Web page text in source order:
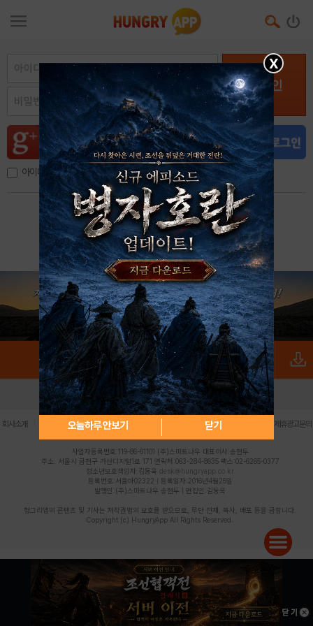
로그인
아이디, 이메일 저장
아이디 / 비밀번호 찾기 회원가입
X
오늘하루 안보기 닫기
로그인 PC버전 전체앱
회사소개 | 개인정보 처리방침 불법촬영물 신고센터 제휴광고문의
사업자등록번호:119-86-61101 (주)스마트나우 대표이사:송현두
주소: 서울시 금천구 가산디지털1로 171 연락처:063-284-8635 팩스:02-6265-0377
청소년보호책임자:김동욱 desk@hungryapp.co.kr
등록번호:서울아02322 | 등록일자:2016년4월25일
발행인:(주)스마트나우 송현두 | 편집인:김동욱
헝그리앱의 콘텐츠 및 기사는 저작권법의 보호를 받으므로, 무단 전재, 복사, 배포 등을 금합니다.
Copyright (c) HungryApp All Rights Reserved.